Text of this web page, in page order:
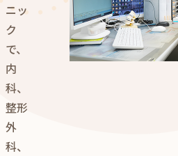
ニッ
ク
で、
内
科、
整形
外
科、